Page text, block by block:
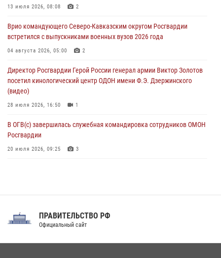
нарушений миграционного законодательства
07 августа 2026, 12:54
07 августа 2026, 12:37
13 июля 2026, 08:08 2
Врио командующего Северо-Кавказским округом Росгвардии
встретился с выпускниками военных вузов 2026 года
04 августа 2026, 05:00 2
Директор Росгвардии Герой России генерал армии Виктор Золотов
посетил кинологический центр ОДОН имени Ф.Э. Дзержинского
(видео)
28 июля 2026, 16:50 1
В ОГВ(с) завершилась служебная командировка сотрудников ОМОН
Росгвардии
20 июля 2026, 09:25 3
Праздник «Один день с Росгвардией» к 105-летию Центрального
ПРАВИТЕЛЬСТВО РФ
Официальный сайт